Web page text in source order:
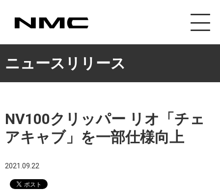
カスタマイズ事
ニュースリリース
NV100クリッパー リオ「チェ
アキャブ」を一部仕様向上
2021.09.22